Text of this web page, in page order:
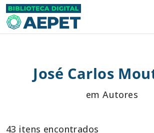
José Carlos
em Autores
43 itens encontrados